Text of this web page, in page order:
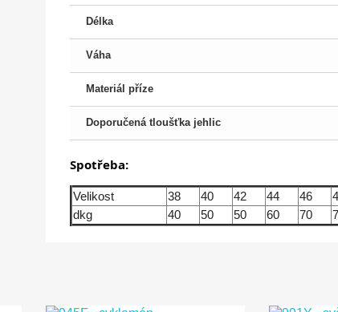
Délka
Váha
Materiál příze
Doporučená tloušťka jehlic
Spotřeba:
Velikost 38 40 42 44 46
dkg
40 50 50 60 70